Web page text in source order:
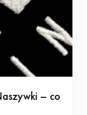
– co